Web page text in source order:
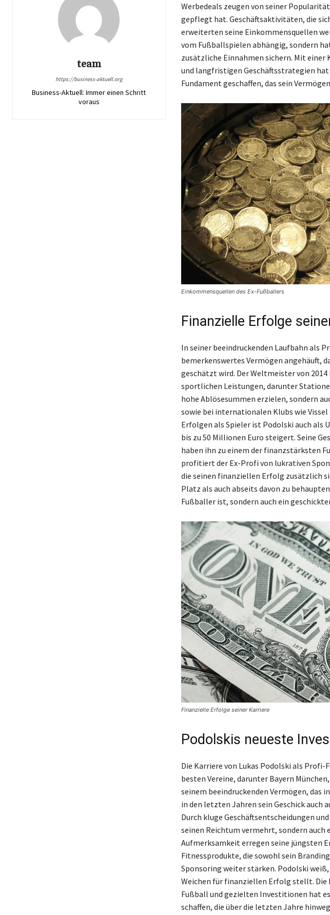
team
https://business-aktuell.org
Business-Aktuell: Immer einen Schritt
voraus
Werbedeals zeugen von seiner
gepflegt hat. Geschäftsaktivitäten, die
erweiterten seine Einkommensquellen
vom Fußballspielen abhängig, sondern
zusätzliche Einnahmen sichern. Mit
und langfristigen Geschäftsstrategien
Fundament geschaffen, das sein
Einkommensquellen des Ex-Fußballers
Finanzielle Erfolge
In seiner beeindruckenden Laufbahn als
bemerkenswertes Vermögen angehäuft,
geschätzt wird. Der Weltmeister von
sportlichen Leistungen, darunter
hohe Ablösesummen erzielen, sondern
sowie bei internationalen Klubs wie
Erfolgen als Spieler ist Podolski auch als
bis zu 50 Millionen Euro steigert. Seine
haben ihn zu einem der finanzstärksten
profitiert der Ex-Profi von lukrativen
die seinen finanziellen Erfolg zusätzlich
Platz als auch abseits davon zu
Fußballer ist, sondern auch ein
Finanzielle Erfolge seiner Karriere
Podolskis neueste
Die Karriere von Lukas Podolski als
besten Vereine, darunter Bayern
seinem beeindruckenden Vermögen, das
in den letzten Jahren sein Geschick auch
Durch kluge Geschäftsentscheidungen
seinen Reichtum vermehrt, sondern auch
Aufmerksamkeit erregen seine jüngsten
Fitnessprodukte, die sowohl sein
Sponsoring weiter stärken. Podolski
Weichen für finanziellen Erfolg stellt. Die
Fußball und gezielten Investitionen hat
schaffen, die über die letzten Jahre